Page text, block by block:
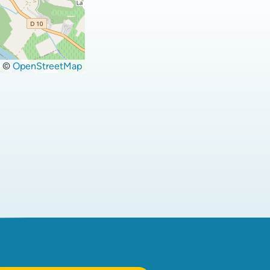
© OpenStreetMap